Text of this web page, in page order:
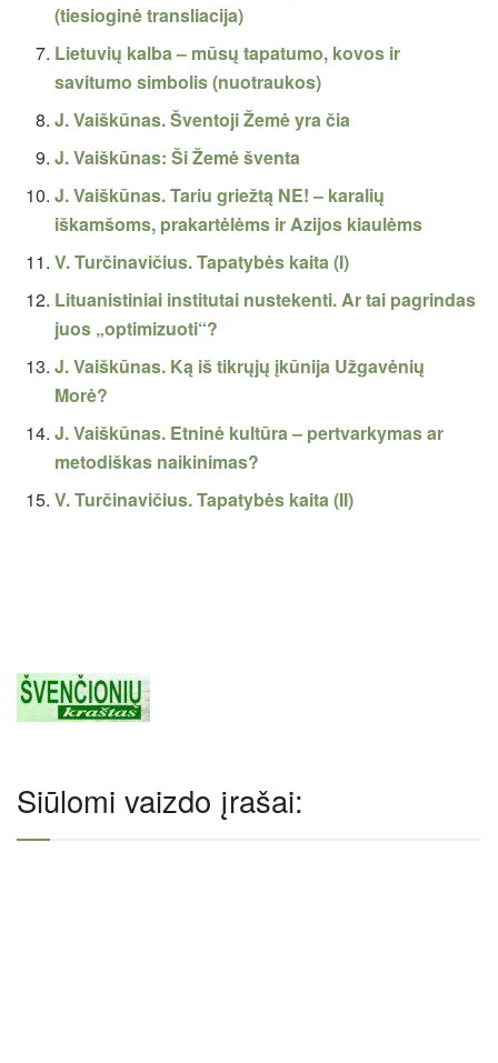
(tiesioginė transliacija)
Lietuvių kalba – mūsų tapatumo, kovos ir
savitumo simbolis (nuotraukos)
J. Vaiškūnas. Šventoji Žemė yra čia
J. Vaiškūnas: Ši Žemė šventa
J. Vaiškūnas. Tariu griežtą NE! – karalių
iškamšoms, prakartėlėms ir Azijos kiaulėms
V. Turčinavičius. Tapatybės kaita (I)
Lituanistiniai institutai nustekenti. Ar tai pagrindas
juos „optimizuoti“?
J. Vaiškūnas. Ką iš tikrųjų įkūnija Užgavėnių
Morė?
J. Vaiškūnas. Etninė kultūra – pertvarkymas ar
metodiškas naikinimas?
V. Turčinavičius. Tapatybės kaita (II)
Siūlomi vaizdo įrašai: